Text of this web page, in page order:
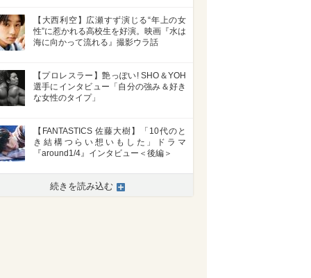
【大西利空】広瀬すず演じる“年上の女
性”に惹かれる高校生を好演。映画『水は
海に向かって流れる』撮影ウラ話
【プロレスラー】艶っぽい! SHO＆YOH
選手にインタビュー「自分の強み＆好き
な女性のタイプ」
【FANTASTICS 佐藤大樹】「10代のと
き結構つらい想いもした」ドラマ
『around1/4』インタビュー＜後編＞
続きを読み込む